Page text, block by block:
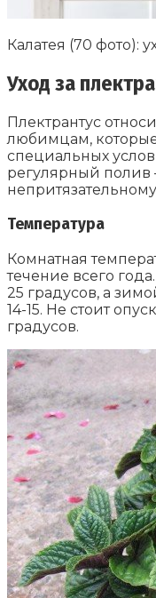
Калатея (70 фото):
Уход за
Плектрантус
любимцам,
специальных
регулярный полив
Температура
Комнатная
течение всего
25 градусов, а
14-15. Не стоит
градусов.